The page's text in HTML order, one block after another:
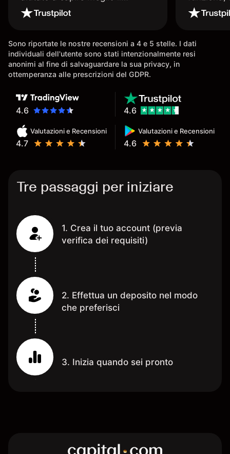
trading. La consiglio a chi parte
senza esperienza.
Davide e'
spiega
Sono riportate le nostre recensioni a 4 e 5 stelle. I dati
individuali dell'utente sono stati intenzionalmente resi
anonimi al fine di salvaguardare la sua privacy, in
ottemperanza alle prescrizioni del GDPR.
4.6
Valutazioni e Recensioni
4.7
Valutazioni e Recensioni
4.6
4.6
Tre passaggi per iniziare
1. Crea il tuo account (previa
verifica dei requisiti)
2. Effettua un deposito nel modo
che preferisci
3. Inizia quando sei pronto